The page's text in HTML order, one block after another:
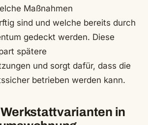
Maßnahmen
sind und welche bereits durch
gedeckt werden. Diese
spätere
und sorgt dafür, dass die
betrieben werden kann.
in